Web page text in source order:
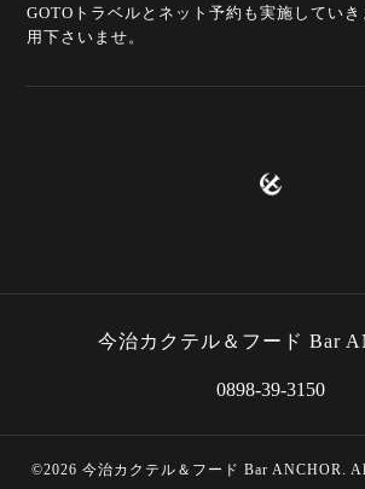
GOTOトラベルとネット予約も実施してい
用下さいませ。
今治カクテル＆フード Bar
0898-39-3150
©2026 今治カクテル＆フード Bar ANCHOR .